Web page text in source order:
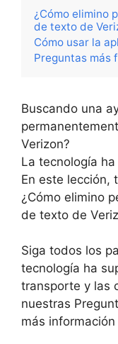
¿Cómo elimino
de texto de
Cómo usar la
Preguntas más
Buscando una
Verizon?
La tecnología
En este lección,
¿Cómo elimino
de texto de
Siga todos los
tecnología ha
transporte y las
nuestras
más